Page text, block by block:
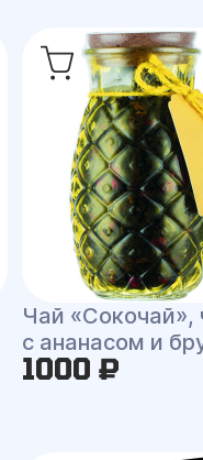
Чай «Сокочай»,
с ананасом и
1000 ₽